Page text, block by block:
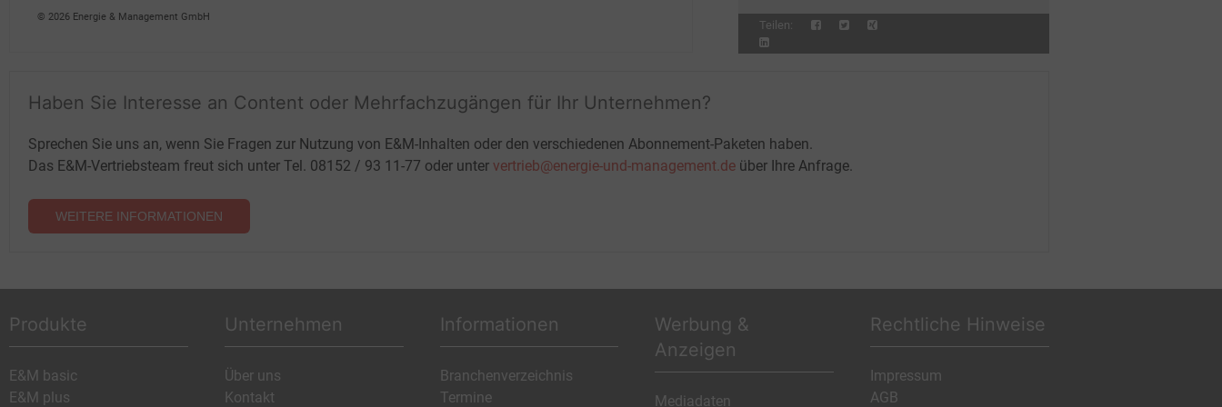
© 2026 Energie & Management GmbH
Teilen:
Haben Sie Interesse an Content oder Mehrfachzugängen für Ihr Unternehmen?
Sprechen Sie uns an, wenn Sie Fragen zur Nutzung von E&M-Inhalten oder den verschiedenen Abonnement-Paketen haben.
Das E&M-Vertriebsteam freut sich unter Tel. 08152 / 93 11-77 oder unter vertrieb@energie-und-management.de über Ihre Anfrage.
WEITERE INFORMATIONEN
Produkte
E&M basic
E&M plus
Unternehmen
Über uns
Kontakt
Informationen
Branchenverzeichnis
Termine
Werbung &
Anzeigen
Mediadaten
Rechtliche Hinweise
Impressum
AGB